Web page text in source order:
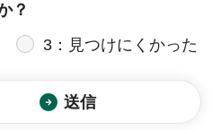
？
3：見つけにくかった